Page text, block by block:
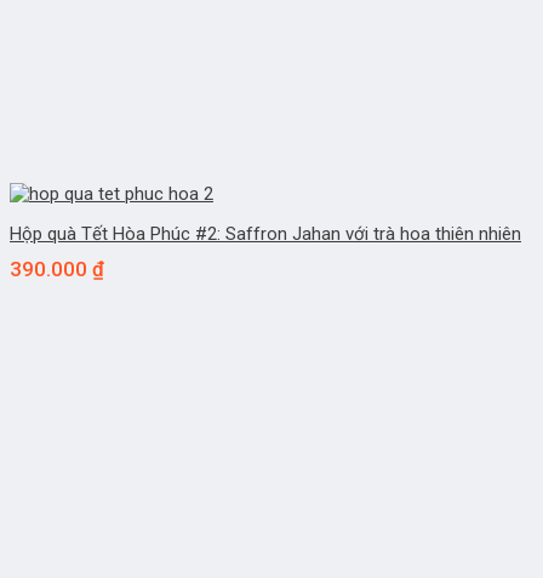
Hộp quà Tết Hòa Phúc #2: Saffron Jahan với trà hoa thiên nhiên
390.000 ₫